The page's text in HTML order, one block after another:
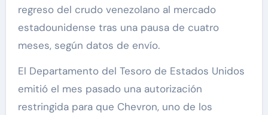
regreso del crudo venezolano al mercado
estadounidense tras una pausa de cuatro
meses, según datos de envío.
El Departamento del Tesoro de Estados Unidos
emitió el mes pasado una autorización
restringida para que Chevron, uno de los